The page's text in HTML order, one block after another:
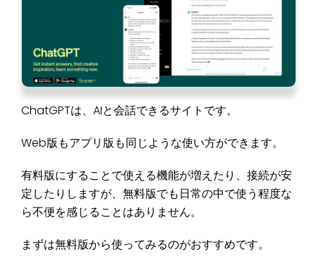
ChatGPTは、AIと会話できるサイトです。
Web版もアプリ版も同じような使い方ができます。
有料版にすることで使える機能が増えたり、接続が安
定したりしますが、無料版でも日常の中で使う程度な
ら不便を感じることはありません。
まずは無料版から使ってみるのがおすすめです。